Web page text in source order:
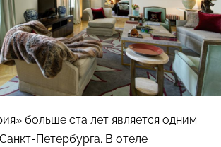
больше ста лет является одним
Петербурга. В отеле